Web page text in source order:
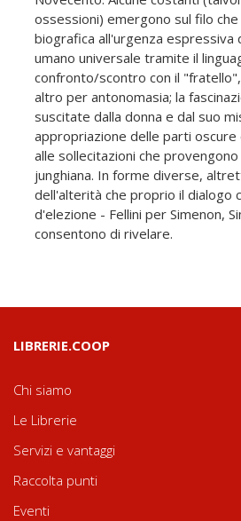
ossessioni) emergono sul filo
biografica all'urgenza espressiva
umano universale tramite il
confronto/scontro con il
altro per antonomasia; la
suscitate dalla donna e dal suo
appropriazione delle parti oscure
alle sollecitazioni che provengono
junghiana. In forme diverse,
dell'alterità che proprio il dialogo
d'elezione - Fellini per Simenon,
consentono di rivelare.
LIBRERIE.COOP
Chi siamo
Le Librerie
Servizi e vantaggi
Raccolta punti
Eventi